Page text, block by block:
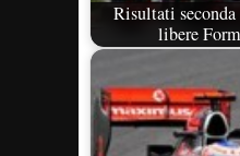
Risultati seconda
libere